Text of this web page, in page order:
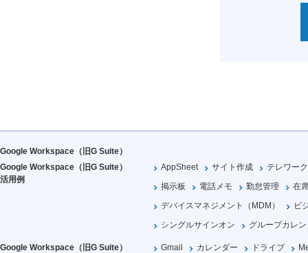
Google Workspace（旧G Suite）
Google Workspace（旧G Suite）
活用例
AppSheet サイト作成
テレワーク
掲示板
電話メモ 勤怠管理
在
デバイスマネジメント（MDM）
ビ
シングルサインオン
グループカレ
Google Workspace（旧G Suite）
Gmail カレンダー ドライブ